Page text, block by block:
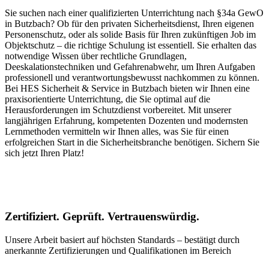
Sie suchen nach einer qualifizierten Unterrichtung nach §34a GewO
in Butzbach? Ob für den privaten Sicherheitsdienst, Ihren eigenen
Personenschutz, oder als solide Basis für Ihren zukünftigen Job im
Objektschutz – die richtige Schulung ist essentiell. Sie erhalten das
notwendige Wissen über rechtliche Grundlagen,
Deeskalationstechniken und Gefahrenabwehr, um Ihren Aufgaben
professionell und verantwortungsbewusst nachkommen zu können.
Bei HES Sicherheit & Service in Butzbach bieten wir Ihnen eine
praxisorientierte Unterrichtung, die Sie optimal auf die
Herausforderungen im Schutzdienst vorbereitet. Mit unserer
langjährigen Erfahrung, kompetenten Dozenten und modernsten
Lernmethoden vermitteln wir Ihnen alles, was Sie für einen
erfolgreichen Start in die Sicherheitsbranche benötigen. Sichern Sie
sich jetzt Ihren Platz!
Zertifiziert. Geprüft. Vertrauenswürdig.
Unsere Arbeit basiert auf höchsten Standards – bestätigt durch
anerkannte Zertifizierungen und Qualifikationen im Bereich